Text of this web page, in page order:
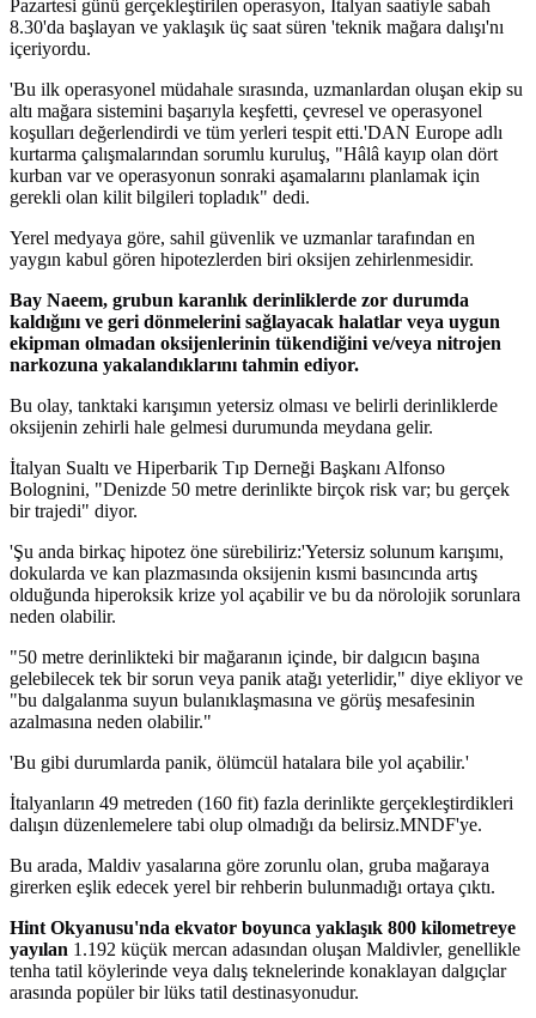
Pazartesi günü gerçekleştirilen operasyon, İtalyan saatiyle sabah
8.30'da başlayan ve yaklaşık üç saat süren 'teknik mağara dalışı'nı
içeriyordu.
'Bu ilk operasyonel müdahale sırasında, uzmanlardan oluşan ekip su
altı mağara sistemini başarıyla keşfetti, çevresel ve operasyonel
koşulları değerlendirdi ve tüm yerleri tespit etti.'DAN Europe adlı
kurtarma çalışmalarından sorumlu kuruluş, "Hâlâ kayıp olan dört
kurban var ve operasyonun sonraki aşamalarını planlamak için
gerekli olan kilit bilgileri topladık" dedi.
Yerel medyaya göre, sahil güvenlik ve uzmanlar tarafından en
yaygın kabul gören hipotezlerden biri oksijen zehirlenmesidir.
Bay Naeem, grubun karanlık derinliklerde zor durumda
kaldığını ve geri dönmelerini sağlayacak halatlar veya uygun
ekipman olmadan oksijenlerinin tükendiğini ve/veya nitrojen
narkozuna yakalandıklarını tahmin ediyor.
Bu olay, tanktaki karışımın yetersiz olması ve belirli derinliklerde
oksijenin zehirli hale gelmesi durumunda meydana gelir.
İtalyan Sualtı ve Hiperbarik Tıp Derneği Başkanı Alfonso
Bolognini, "Denizde 50 metre derinlikte birçok risk var; bu gerçek
bir trajedi" diyor.
'Şu anda birkaç hipotez öne sürebiliriz:'Yetersiz solunum karışımı,
dokularda ve kan plazmasında oksijenin kısmi basıncında artış
olduğunda hiperoksik krize yol açabilir ve bu da nörolojik sorunlara
neden olabilir.
"50 metre derinlikteki bir mağaranın içinde, bir dalgıcın başına
gelebilecek tek bir sorun veya panik atağı yeterlidir," diye ekliyor ve
"bu dalgalanma suyun bulanıklaşmasına ve görüş mesafesinin
azalmasına neden olabilir."
'Bu gibi durumlarda panik, ölümcül hatalara bile yol açabilir.'
İtalyanların 49 metreden (160 fit) fazla derinlikte gerçekleştirdikleri
dalışın düzenlemelere tabi olup olmadığı da belirsiz.MNDF'ye.
Bu arada, Maldiv yasalarına göre zorunlu olan, gruba mağaraya
girerken eşlik edecek yerel bir rehberin bulunmadığı ortaya çıktı.
Hint Okyanusu'nda ekvator boyunca yaklaşık 800 kilometreye
yayılan 1.192 küçük mercan adasından oluşan Maldivler, genellikle
tenha tatil köylerinde veya dalış teknelerinde konaklayan dalgıçlar
arasında popüler bir lüks tatil destinasyonudur.